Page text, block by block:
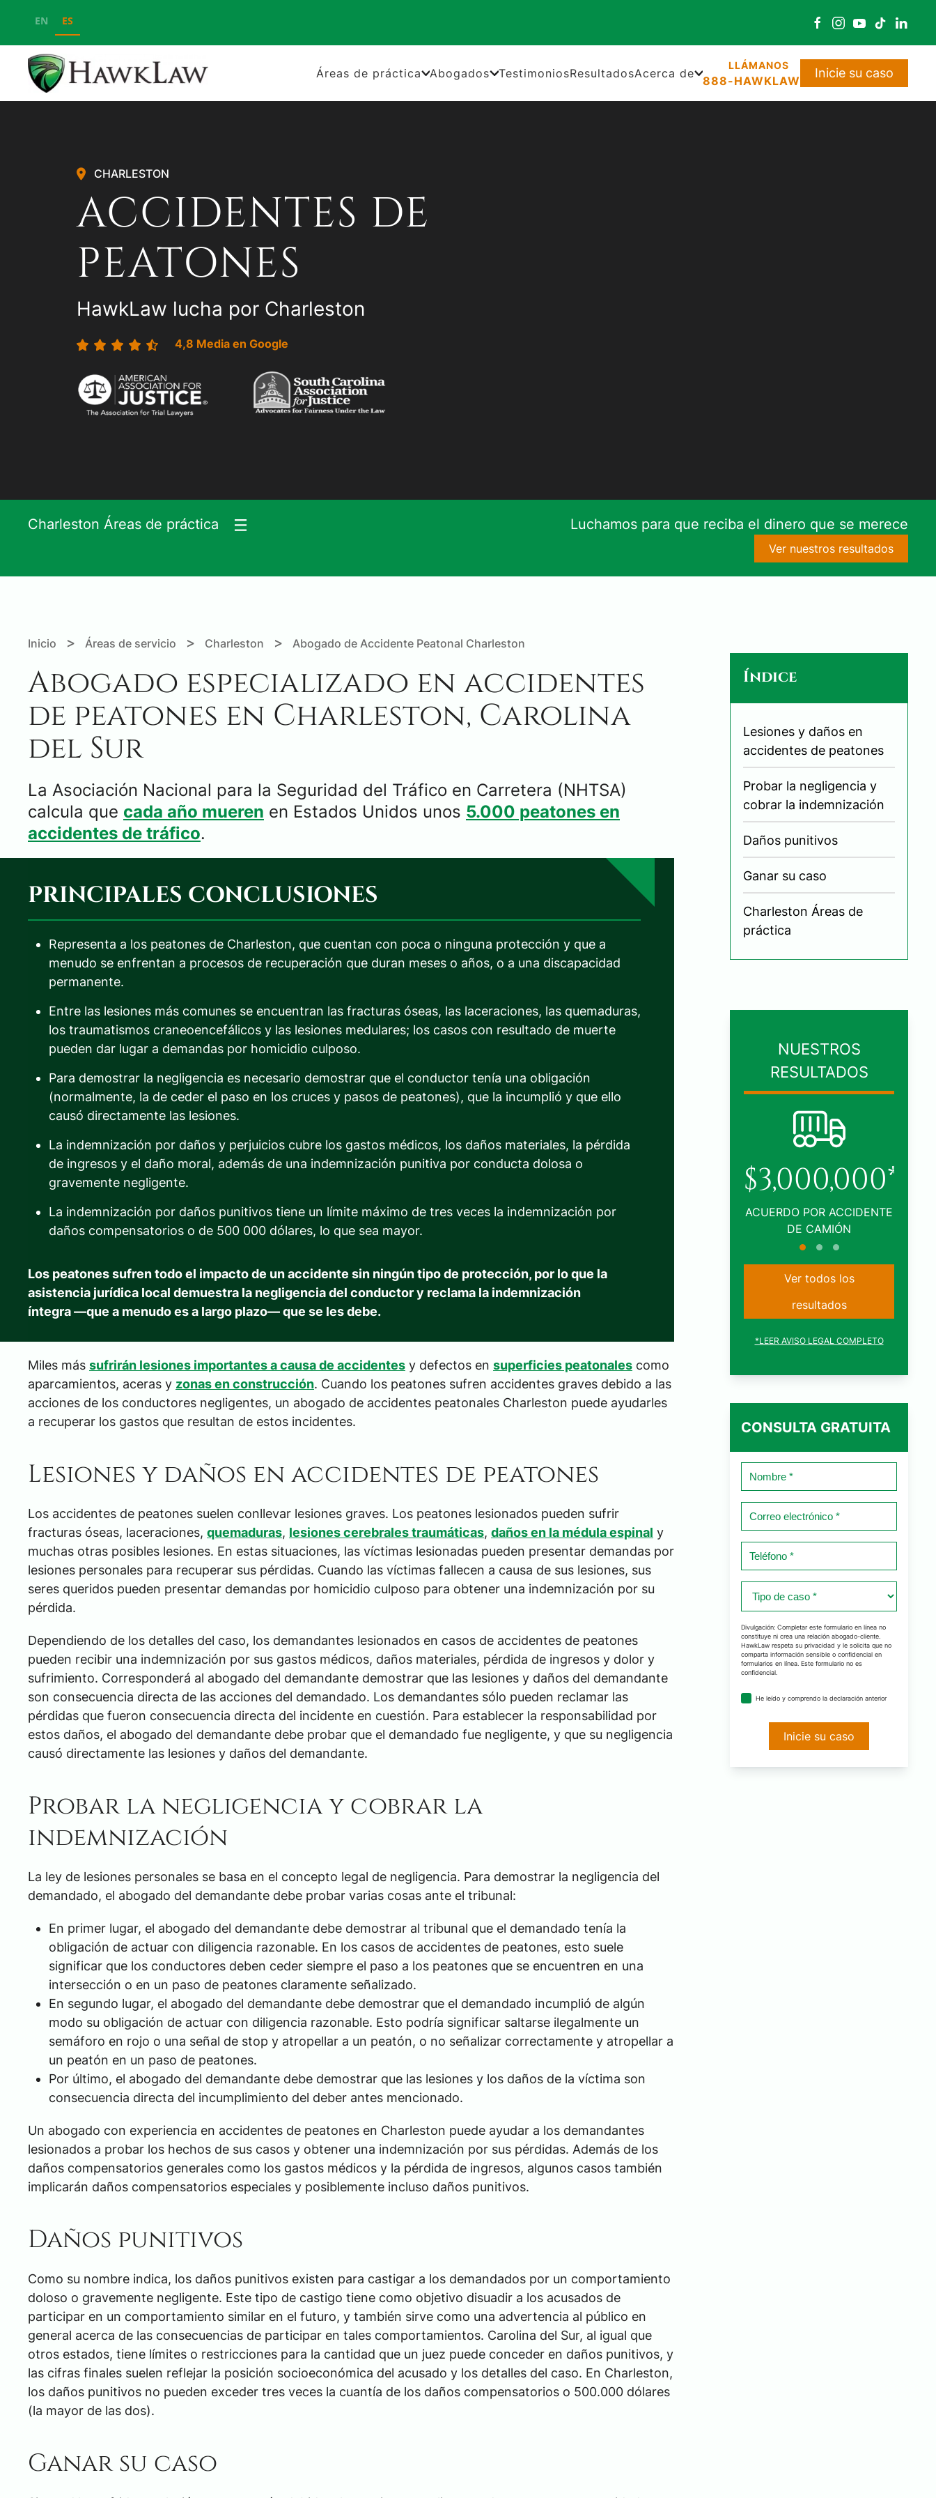
Ir al contenido principal
EN ES
Áreas de práctica Abogados TestimoniosResultadosAcerca de
888-HAWKLAW
Inicie su caso
CHARLESTON
ACCIDENTES DE
PEATONES
HawkLaw lucha por Charleston
4,8 Media en Google
Charleston Áreas de práctica Luchamos para que reciba el dinero que se merece
Ver nuestros resultados
Inicio > Áreas de servicio > Charleston > Abogado de Accidente Peatonal Charleston
Abogado especializado en accidentes
de peatones en Charleston, Carolina
del Sur
La Asociación Nacional para la Seguridad del Tráfico en Carretera (NHTSA)
calcula que cada año mueren en Estados Unidos unos 5.000 peatones en
accidentes de tráfico.
PRINCIPALES CONCLUSIONES
Representa a los peatones de Charleston, que cuentan con poca o ninguna protección y que a
menudo se enfrentan a procesos de recuperación que duran meses o años, o a una discapacidad
permanente.
Entre las lesiones más comunes se encuentran las fracturas óseas, las laceraciones, las quemaduras,
los traumatismos craneoencefálicos y las lesiones medulares; los casos con resultado de muerte
pueden dar lugar a demandas por homicidio culposo.
Para demostrar la negligencia es necesario demostrar que el conductor tenía una obligación
(normalmente, la de ceder el paso en los cruces y pasos de peatones), que la incumplió y que ello
causó directamente las lesiones.
La indemnización por daños y perjuicios cubre los gastos médicos, los daños materiales, la pérdida
de ingresos y el daño moral, además de una indemnización punitiva por conducta dolosa o
gravemente negligente.
La indemnización por daños punitivos tiene un límite máximo de tres veces la indemnización por
daños compensatorios o de 500 000 dólares, lo que sea mayor.
Los peatones sufren todo el impacto de un accidente sin ningún tipo de protección, por lo que la
asistencia jurídica local demuestra la negligencia del conductor y reclama la indemnización
íntegra —que a menudo es a largo plazo— que se les debe.
Miles más sufrirán lesiones importantes a causa de accidentes y defectos en superficies peatonales como
aparcamientos, aceras y zonas en construcción. Cuando los peatones sufren accidentes graves debido a las
acciones de los conductores negligentes, un abogado de accidentes peatonales Charleston puede ayudarles
a recuperar los gastos que resultan de estos incidentes.
Lesiones y daños en accidentes de peatones
Los accidentes de peatones suelen conllevar lesiones graves. Los peatones lesionados pueden sufrir
fracturas óseas, laceraciones, quemaduras, lesiones cerebrales traumáticas, daños en la médula espinal y
muchas otras posibles lesiones. En estas situaciones, las víctimas lesionadas pueden presentar demandas por
lesiones personales para recuperar sus pérdidas. Cuando las víctimas fallecen a causa de sus lesiones, sus
seres queridos pueden presentar demandas por homicidio culposo para obtener una indemnización por su
pérdida.
Dependiendo de los detalles del caso, los demandantes lesionados en casos de accidentes de peatones
pueden recibir una indemnización por sus gastos médicos, daños materiales, pérdida de ingresos y dolor y
sufrimiento. Corresponderá al abogado del demandante demostrar que las lesiones y daños del demandante
son consecuencia directa de las acciones del demandado. Los demandantes sólo pueden reclamar las
pérdidas que fueron consecuencia directa del incidente en cuestión. Para establecer la responsabilidad por
estos daños, el abogado del demandante debe probar que el demandado fue negligente, y que su negligencia
causó directamente las lesiones y daños del demandante.
Probar la negligencia y cobrar la
indemnización
La ley de lesiones personales se basa en el concepto legal de negligencia. Para demostrar la negligencia del
demandado, el abogado del demandante debe probar varias cosas ante el tribunal:
En primer lugar, el abogado del demandante debe demostrar al tribunal que el demandado tenía la
obligación de actuar con diligencia razonable. En los casos de accidentes de peatones, esto suele
significar que los conductores deben ceder siempre el paso a los peatones que se encuentren en una
intersección o en un paso de peatones claramente señalizado.
En segundo lugar, el abogado del demandante debe demostrar que el demandado incumplió de algún
modo su obligación de actuar con diligencia razonable. Esto podría significar saltarse ilegalmente un
semáforo en rojo o una señal de stop y atropellar a un peatón, o no señalizar correctamente y atropellar a
un peatón en un paso de peatones.
Por último, el abogado del demandante debe demostrar que las lesiones y los daños de la víctima son
consecuencia directa del incumplimiento del deber antes mencionado.
Un abogado con experiencia en accidentes de peatones en Charleston puede ayudar a los demandantes
lesionados a probar los hechos de sus casos y obtener una indemnización por sus pérdidas. Además de los
daños compensatorios generales como los gastos médicos y la pérdida de ingresos, algunos casos también
implicarán daños compensatorios especiales y posiblemente incluso daños punitivos.
Daños punitivos
Como su nombre indica, los daños punitivos existen para castigar a los demandados por un comportamiento
doloso o gravemente negligente. Este tipo de castigo tiene como objetivo disuadir a los acusados de
participar en un comportamiento similar en el futuro, y también sirve como una advertencia al público en
general acerca de las consecuencias de participar en tales comportamientos. Carolina del Sur, al igual que
otros estados, tiene límites o restricciones para la cantidad que un juez puede conceder en daños punitivos, y
las cifras finales suelen reflejar la posición socioeconómica del acusado y los detalles del caso. En Charleston,
los daños punitivos no pueden exceder tres veces la cuantía de los daños compensatorios o 500.000 dólares
(la mayor de las dos).
Ganar su caso
Índice
Lesiones y daños en
accidentes de peatones
Probar la negligencia y
cobrar la indemnización
Daños punitivos
Ganar su caso
Charleston Áreas de
práctica
NUESTROS
RESULTADOS
$3,000,000*
ACUERDO POR ACCIDENTE
$1,005,000*
ACUERDO POR ACCIDENTE
DE TRÁFICO
Ver todos los
resultados
*LEER AVISO LEGAL COMPLETO
CONSULTA GRATUITA
Nombre
Correo
*Teléfono
caso
*
Divulgación: Completar este formulario en línea no
constituye ni crea una relación abogado-cliente.
HawkLaw respeta su privacidad y le solicita que no
comparta información sensible o confidencial en
formularios en línea. Este formulario no es
confidencial.
acuerdo
divulgación
He leído y comprendo la declaración anterior